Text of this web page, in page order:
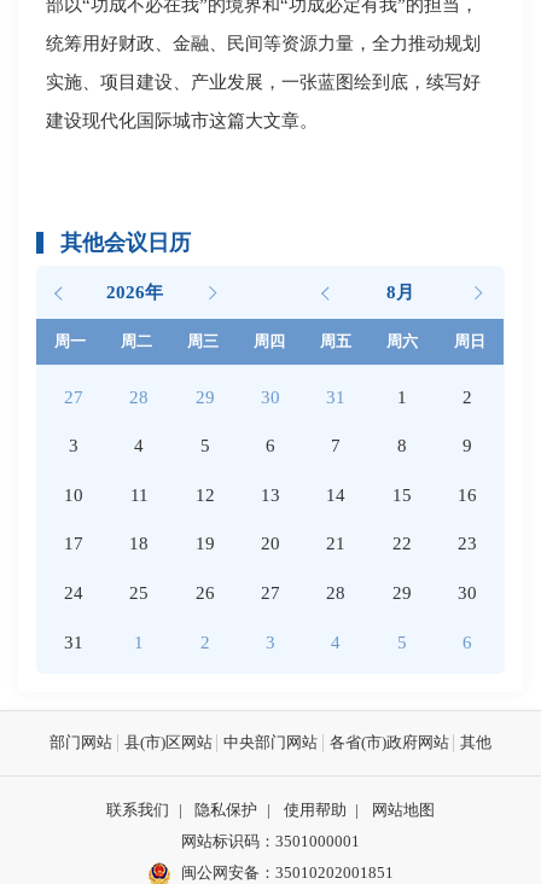
部以“功成不必在我”的境界和“功成必定有我”的担当，
统筹用好财政、金融、民间等资源力量，全力推动规划
实施、项目建设、产业发展，一张蓝图绘到底，续写好
建设现代化国际城市这篇大文章。
其他会议日历
2026年 8月
周一 周二 周三 周四 周五 周六 周日
27 28 29 30 31 1 2
3 4 5 6 7 8 9
10 11 12 13 14 15 16
17 18 19 20 21 22 23
24 25 26 27 28 29 30
31 1 2 3 4 5 6
部门网站 县(市)区网站 中央部门网站 各省(市)政府网站 其他
联系我们 | 隐私保护 | 使用帮助 |
网站地图
网站标识码：3501000001
闽公网安备： 35010202001851